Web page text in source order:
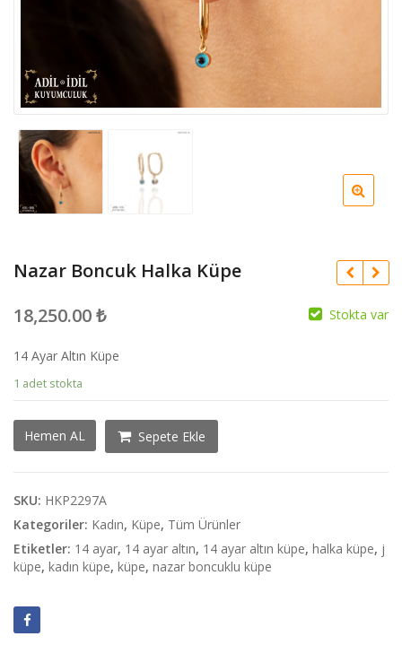
Nazar Boncuk Halka Küpe
18,250.00₺ Stokta var
14 Ayar Altın Küpe
1 adet stokta
Hemen AL
Nazar
Boncuk
adet
Sepete Ekle
SKU: HKP2297A
Kategoriler: Kadın, Küpe, Tüm Ürünler
Etiketler: 14 ayar, 14 ayar altın, 14 ayar altın küpe, halka küpe, j
küpe, kadın küpe, küpe, nazar boncuklu küpe